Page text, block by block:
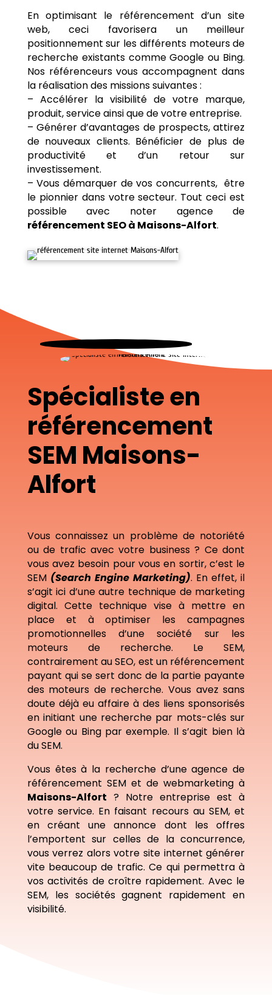
En optimisant le référencement d’un site
web, ceci favorisera un meilleur
positionnement sur les différents moteurs de
recherche existants comme Google ou Bing.
Nos référenceurs vous accompagnent dans
la réalisation des missions suivantes :
– Accélérer la visibilité de votre marque,
produit, service ainsi que de votre entreprise.
– Générer d’avantages de prospects, attirez
de nouveaux clients. Bénéficier de plus de
productivité et d’un retour sur
investissement.
– Vous démarquer de vos concurrents, être
le pionnier dans votre secteur. Tout ceci est
possible avec noter agence de
référencement SEO à Maisons-Alfort.
Spécialiste en
référencement
SEM Maisons-
Alfort
Vous connaissez un problème de notoriété
ou de trafic avec votre business ? Ce dont
vous avez besoin pour vous en sortir, c’est le
SEM (Search Engine Marketing). En effet, il
s’agit ici d’une autre technique de marketing
digital. Cette technique vise à mettre en
place et à optimiser les campagnes
promotionnelles d’une société sur les
moteurs de recherche. Le SEM,
contrairement au SEO, est un référencement
payant qui se sert donc de la partie payante
des moteurs de recherche. Vous avez sans
doute déjà eu affaire à des liens sponsorisés
en initiant une recherche par mots-clés sur
Google ou Bing par exemple. Il s’agit bien là
du SEM.
Vous êtes à la recherche d’une agence de
référencement SEM et de webmarketing à
Maisons-Alfort ? Notre entreprise est à
votre service. En faisant recours au SEM, et
en créant une annonce dont les offres
l’emportent sur celles de la concurrence,
vous verrez alors votre site internet générer
vite beaucoup de trafic. Ce qui permettra à
vos activités de croître rapidement. Avec le
SEM, les sociétés gagnent rapidement en
visibilité.